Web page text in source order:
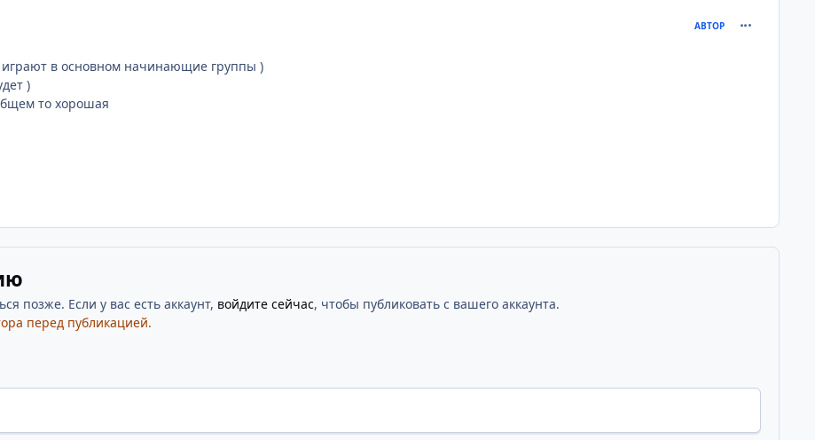
АВТОР
играют в основном начинающие группы )
)
то хорошая
позже. Если у вас есть аккаунт, войдите сейчас, чтобы публиковать с вашего аккаунта.
перед публикацией.